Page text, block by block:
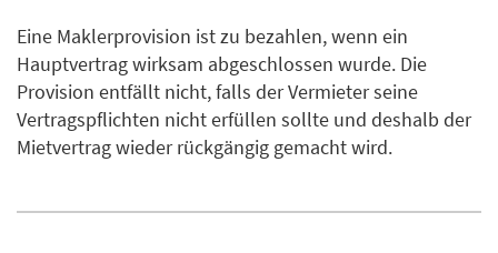
Eine Maklerprovision ist zu bezahlen, wenn ein
Hauptvertrag wirksam abgeschlossen wurde. Die
Provision entfällt nicht, falls der Vermieter seine
Vertragspflichten nicht erfüllen sollte und deshalb der
Mietvertrag wieder rückgängig gemacht wird.